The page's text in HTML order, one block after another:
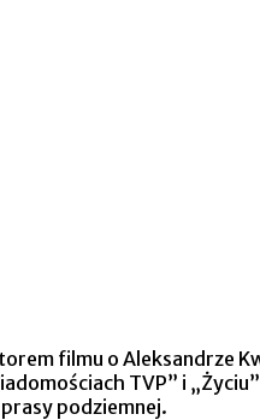
filmu o Aleksandrze
TVP” i
podziemnej.